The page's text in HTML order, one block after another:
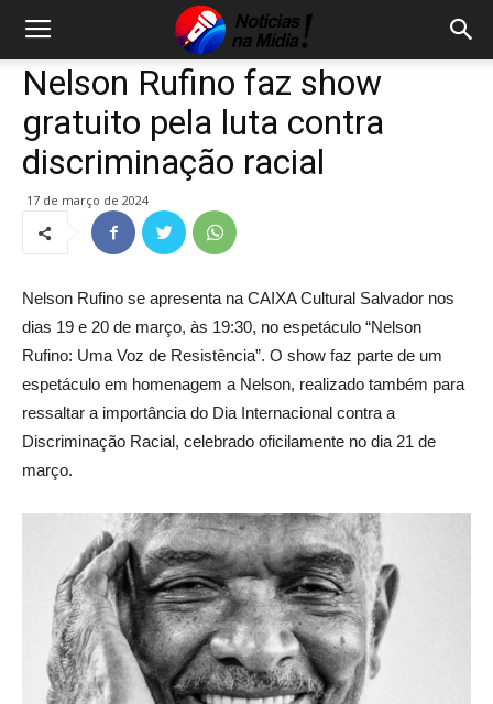
Nelson Rufino faz show
gratuito pela luta contra
discriminação racial
17 de março de 2024
Nelson Rufino se apresenta na CAIXA Cultural Salvador nos
dias 19 e 20 de março, às 19:30, no espetáculo “Nelson
Rufino: Uma Voz de Resistência”. O show faz parte de um
espetáculo em homenagem a Nelson, realizado também para
ressaltar a importância do Dia Internacional contra a
Discriminação Racial, celebrado oficilamente no dia 21 de
março.